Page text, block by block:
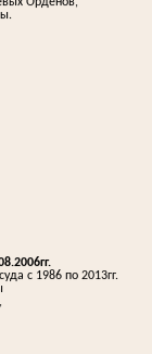
с 1986 по 2013гг.